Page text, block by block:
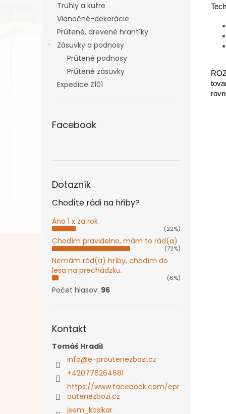
Truhly a kufre
Vianočné-dekorácie
Prútené, drevené hrantíky
Zásuvky a podnosy
Prútené podnosy
Prútené zásuvky
Expedice Z101
Facebook
Dotazník
Chodíte rádi na hřiby?
Áno 1 x za rok
(22%)
Chodím pravidelne, mám to rád(a)
(72%)
Nemám rád(a) hríby, chodím do
lesa na prechádzku.
(6%)
Počet hlasov: 96
Kontakt
Tomáš Hradil
info@e-proutenezbozi.cz
+420776264681
https://www.facebook.com/epr
outenezbozi.cz
jsem_kosikar